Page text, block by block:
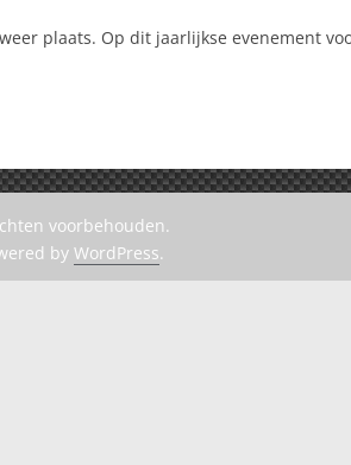
plaats. Op dit jaarlijkse evenement
voorbehouden.
by WordPress.